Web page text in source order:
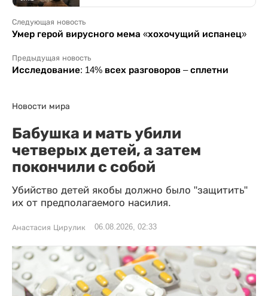
Следующая новость
Умер герой вирусного мема «хохочущий испанец»
Предыдущая новость
Исследование: 14% всех разговоров – сплетни
Новости мира
Бабушка и мать убили
четверых детей, а затем
покончили с собой
Убийство детей якобы должно было "защитить"
их от предполагаемого насилия.
Анастасия Цирулик 06.08.2026, 02:33